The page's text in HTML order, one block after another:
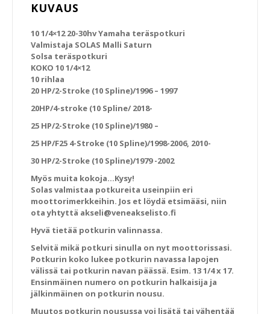
KUVAUS
10 1/4×12 20-30hv Yamaha teräspotkuri
Valmistaja SOLAS Malli Saturn
Solsa teräspotkuri
KOKO 10 1/4×12
10 rihlaa
20 HP/2-Stroke (10 Spline)/1996 – 1997
20HP/4-stroke (10 Spline/ 2018-
25 HP/2-Stroke (10 Spline)/1980 –
25 HP/F25 4-Stroke (10 Spline)/1998-2006, 2010-
30 HP/2-Stroke (10 Spline)/1979 -2002
Myös muita kokoja…Kysy!
Solas valmistaa potkureita useinpiin eri
moottorimerkkeihin. Jos et löydä etsimääsi, niin
ota yhtyttä akseli@veneakselisto.fi
Hyvä tietää potkurin valinnassa.
Selvitä mikä potkuri sinulla on nyt moottorissasi.
Potkurin koko lukee potkurin navassa lapojen
välissä tai potkurin navan päässä. Esim. 13 1/4 x 17.
Ensinmäinen numero on potkurin halkaisija ja
jälkinmäinen on potkurin nousu.
Muutos potkurin nousussa voi lisätä tai vähentää